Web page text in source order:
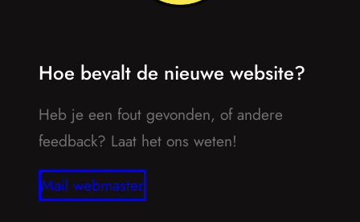
Hoe bevalt de nieuwe website?
Heb je een fout gevonden, of andere
feedback? Laat het ons weten!
Mail webmaster